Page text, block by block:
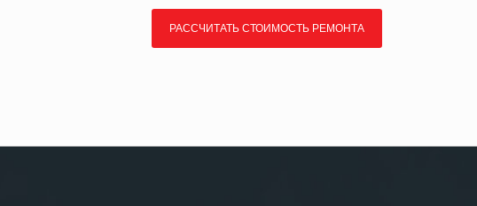
РАССЧИТАТЬ СТОИМОСТЬ РЕМОНТА